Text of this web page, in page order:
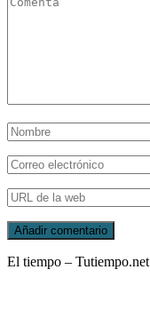
El tiempo – Tutiempo.net